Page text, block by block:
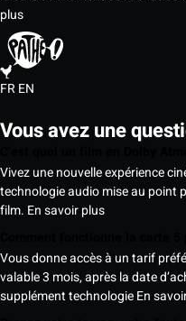
plus
FREN
Vous avez une
Vivez une nouvelle expérience
technologie audio mise au point
film. En savoir plus
Vous donne accès à un tarif
valable 3 mois, après la date
supplément technologieEn